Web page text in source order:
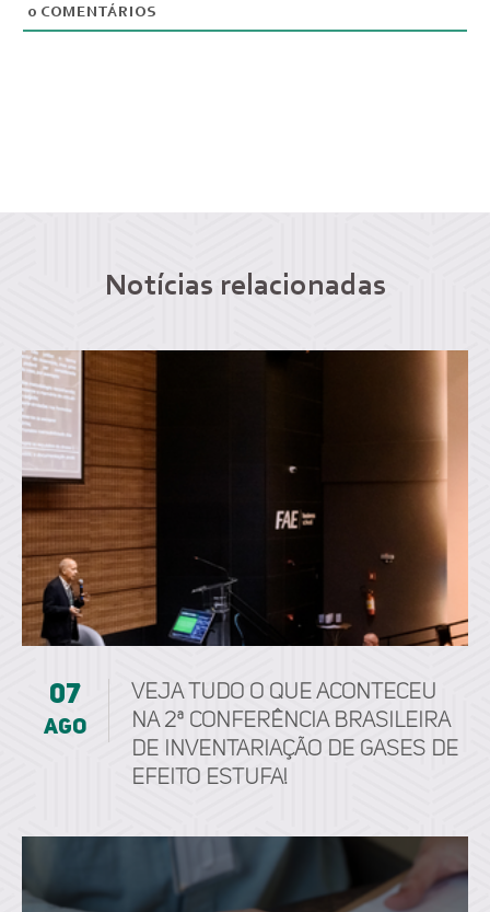
0 COMENTÁRIOS
Notícias relacionadas
07
ago
Veja tudo o que aconteceu
na 2ª Conferência Brasileira
de Inventariação de Gases de
Efeito Estufa!